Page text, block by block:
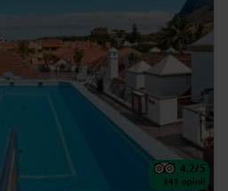
4.2/5
341 opinii